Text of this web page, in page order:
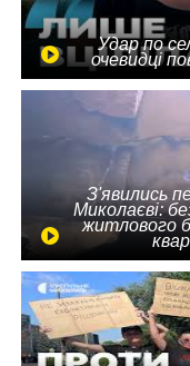
Удар по
очевидці
З'явились
Миколаєві:
житлового